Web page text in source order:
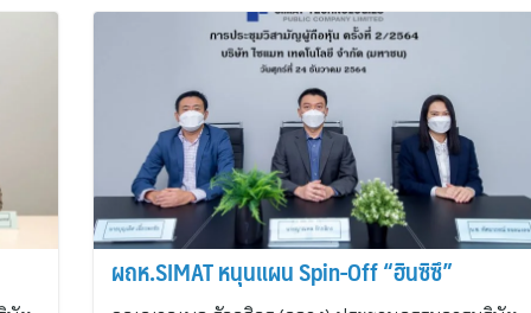
ผถห.SIMAT หนุนแผน Spin-Off “ฮินซิซึ”